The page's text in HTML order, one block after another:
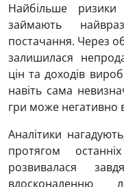
Найбільше ризики
займають
постачання. Через
залишилася
цін та доходів
навіть сама
гри може негативно
Аналітики
протягом
розвивалася
вдосконаленню